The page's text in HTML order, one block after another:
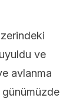
ve
avlanma